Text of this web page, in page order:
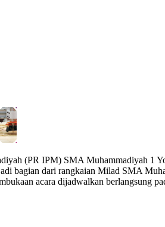
(PR IPM) SMA Muhammadiyah 1
bagian dari rangkaian Milad SMA
acara dijadwalkan berlangsung